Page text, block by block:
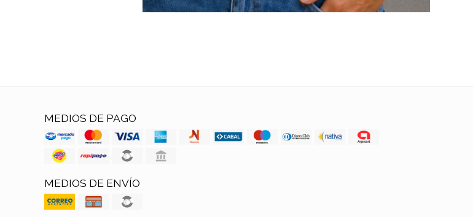
MEDIOS DE PAGO
MEDIOS DE ENVÍO